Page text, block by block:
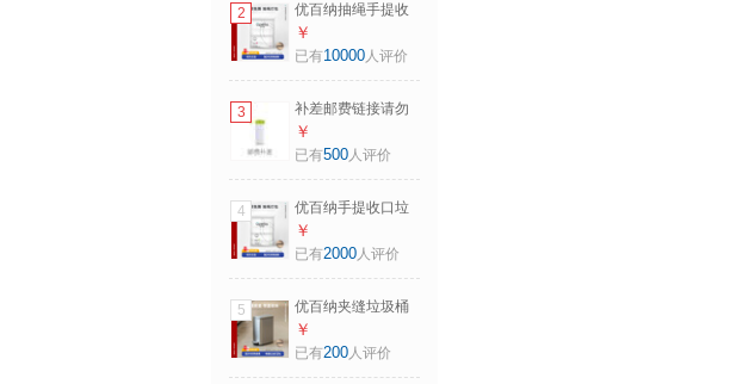
(125个)，加厚材质
抽绳收口
2
优百纳抽绳手提收
口垃圾袋大号加厚
塑料袋可光降解A系
30L(90个)，加厚材
质 抽绳收口
￥
已有10000人评价
3
补差邮费链接请勿
乱拍
￥
已有500人评价
4
优百纳手提收口垃
圾袋加厚抽绳可光
降解塑料袋收口C系
8L（125个），加
厚材质 抽绳收口
￥
已有2000人评价
5
优百纳夹缝垃圾桶
卫生间窄身脚踏式
带盖小号缝隙厕所
￥
已有200人评价